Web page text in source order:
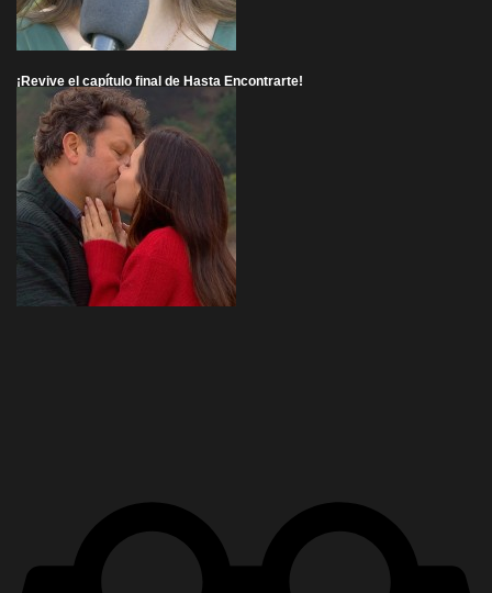
¡Revive el capítulo final de Hasta Encontrarte!